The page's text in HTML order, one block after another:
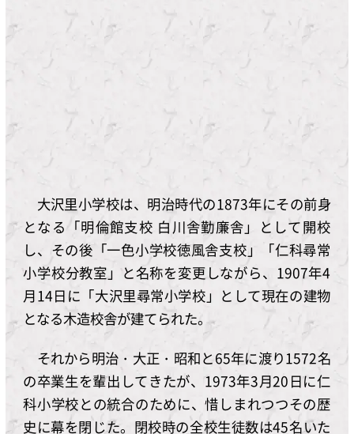
大沢里小学校は、明治時代の1873年にその前身
となる「明倫館支校 白川舎勤廉舎」として開校
し、その後「一色小学校徳風舎支校」「仁科尋常
小学校分教室」と名称を変更しながら、1907年4
月14日に「大沢里尋常小学校」として現在の建物
となる木造校舎が建てられた。
それから明治・大正・昭和と65年に渡り1572名
の卒業生を輩出してきたが、1973年3月20日に仁
科小学校との統合のために、惜しまれつつその歴
史に幕を閉じた。閉校時の全校生徒数は45名いた